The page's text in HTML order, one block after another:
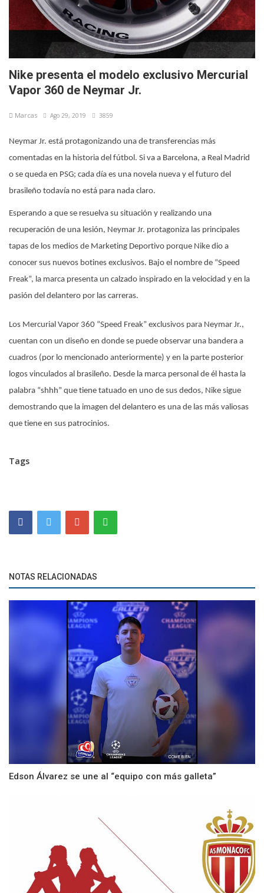
Nike presenta el modelo exclusivo Mercurial
Vapor 360 de Neymar Jr.
Marcas Ago 29, 2019 3859
Neymar Jr. está protagonizando una de transferencias más
comentadas en la historia del fútbol. Si va a Barcelona, a Real Madrid
o se queda en PSG; cada día es una novela nueva y el futuro del
brasileño todavía no está para nada claro.
Esperando a que se resuelva su situación y realizando una
recuperación de una lesión, Neymar Jr. protagoniza las principales
tapas de los medios de Marketing Deportivo porque Nike dio a
conocer sus nuevos botines exclusivos. Bajo el nombre de “Speed
Freak”, la marca presenta un calzado inspirado en la velocidad y en la
pasión del delantero por las carreras.
Los Mercurial Vapor 360 “Speed Freak” exclusivos para Neymar Jr.,
cuentan con un diseño en donde se puede observar una bandera a
cuadros (por lo mencionado anteriormente) y en la parte posterior
logos vinculados al brasileño. Desde la marca personal de él hasta la
palabra “shhh” que tiene tatuado en uno de sus dedos, Nike sigue
demostrando que la imagen del delantero es una de las más valiosas
que tiene en sus patrocinios.
Tags
NOTAS RELACIONADAS
Edson Álvarez se une al “equipo con más galleta”